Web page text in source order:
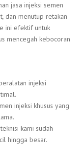
jasa injeksi semen
dan menutup retakan
ini efektif untuk
mencegah kebocoran
injeksi
injeksi khusus yang
kami sudah
hingga besar.